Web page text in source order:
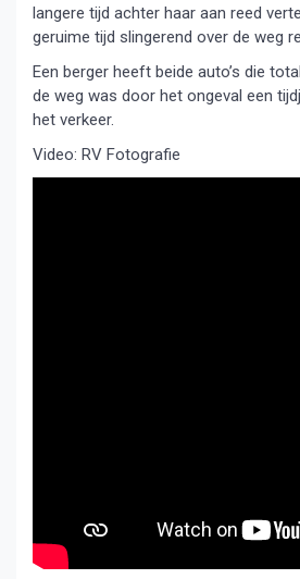
langere tijd achter haar aan reed
geruime tijd slingerend over de weg
Een berger heeft beide auto’s die
de weg was door het ongeval een
het verkeer.
Video: RV Fotografie